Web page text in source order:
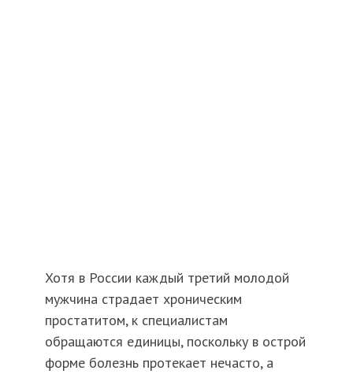
Хотя в России каждый третий молодой
мужчина страдает хроническим
простатитом, к специалистам
обращаются единицы, поскольку в острой
форме болезнь протекает нечасто, а